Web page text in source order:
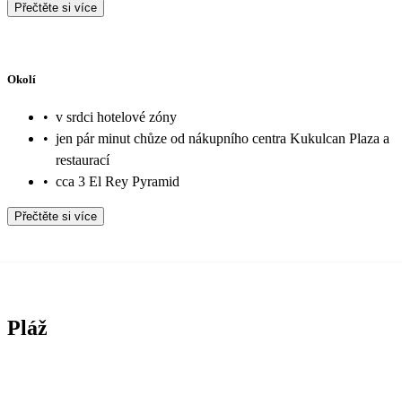
Přečtěte si více
Okolí
• v srdci hotelové zóny
• jen pár minut chůze od nákupního centra Kukulcan Plaza a
restaurací
• cca 3 El Rey Pyramid
Přečtěte si více
Pláž